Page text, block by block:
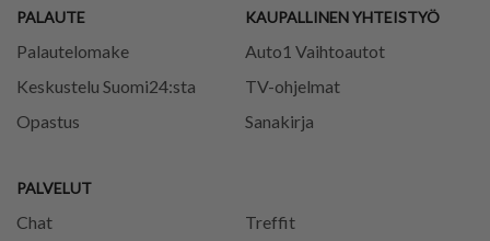
PALAUTE
Palautelomake
Keskustelu Suomi24:sta
Opastus
PALVELUT
Chat
Treffit
KAUPALLINEN YHTEISTYÖ
Auto1 Vaihtoautot
TV-ohjelmat
Sanakirja